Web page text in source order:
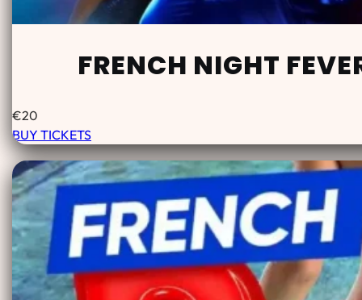
FRENCH NIGHT
€20
BUY TICKETS